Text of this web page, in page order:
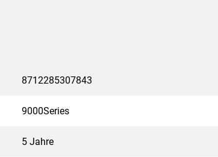
8712285307843
9000Series
5 Jahre